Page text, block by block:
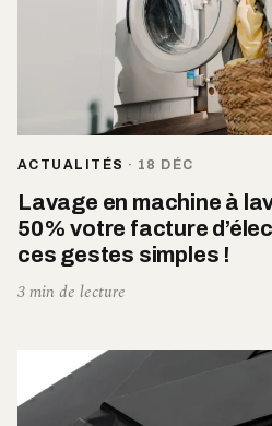
ACTUALITÉS · 18 DÉC
Lavage en machine à
50% votre facture
ces gestes simples !
3 min de lecture